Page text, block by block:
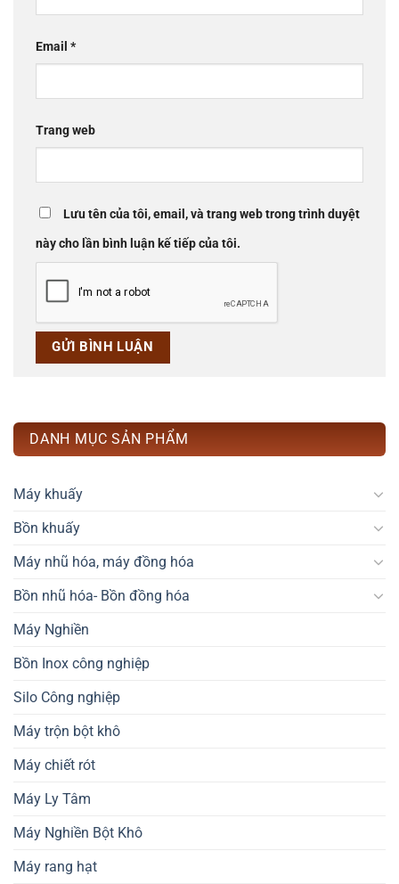
Email *
Trang web
Lưu tên của tôi, email, và trang web trong trình duyệt
này cho lần bình luận kế tiếp của tôi.
DANH MỤC SẢN PHẨM
Máy khuấy
Bồn khuấy
Máy nhũ hóa, máy đồng hóa
Bồn nhũ hóa- Bồn đồng hóa
Máy Nghiền
Bồn Inox công nghiệp
Silo Công nghiệp
Máy trộn bột khô
Máy chiết rót
Máy Ly Tâm
Máy Nghiền Bột Khô
Máy rang hạt